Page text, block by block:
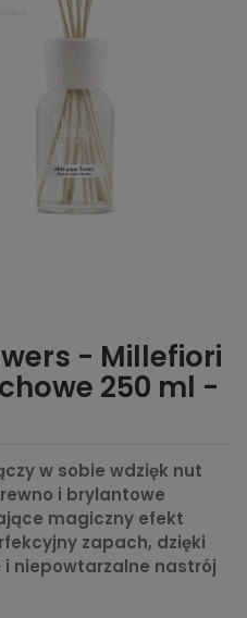
- Millefiori
250 ml -
w sobie wdzięk nut
i brylantowe
magiczny efekt
zapach, dzięki
i niepowtarzalne nastrój